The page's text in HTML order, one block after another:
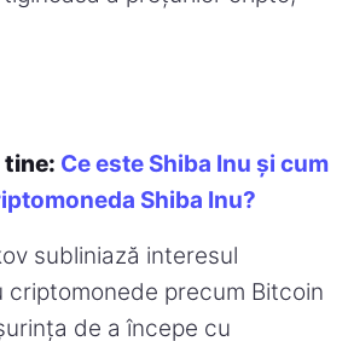
Ce este Shiba Inu și cum
Shiba Inu?
subliniază interesul
precum Bitcoin
de a începe cu